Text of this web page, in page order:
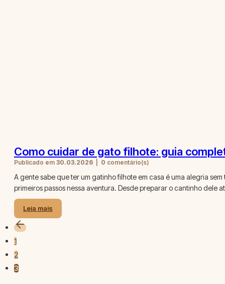
Como cuidar de gato filhote: guia
Publicado em 30.03.2026 0 comentário(s)
A gente sabe que ter um gatinho filhote em casa é uma alegria
primeiros passos nessa aventura. Desde preparar o cantinho dele
Leia mais
1
2
3